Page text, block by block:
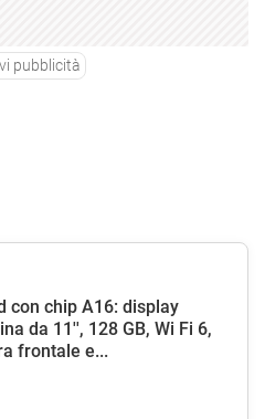
pubblicità
con chip A16: display
da 11'', 128 GB, Wi Fi 6,
frontale e...